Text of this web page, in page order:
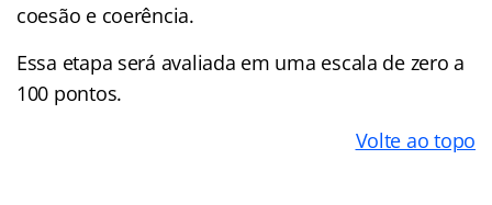
coesão e coerência.
Essa etapa será avaliada em uma escala de zero a
100 pontos.
Volte ao topo